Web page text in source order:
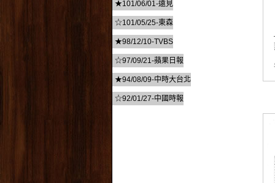
★101/06/01-遠見
☆101/05/25-東森
★98/12/10-TVBS
☆97/09/21-蘋果日報
★94/08/09-中時大台北
☆92/01/27-中國時報